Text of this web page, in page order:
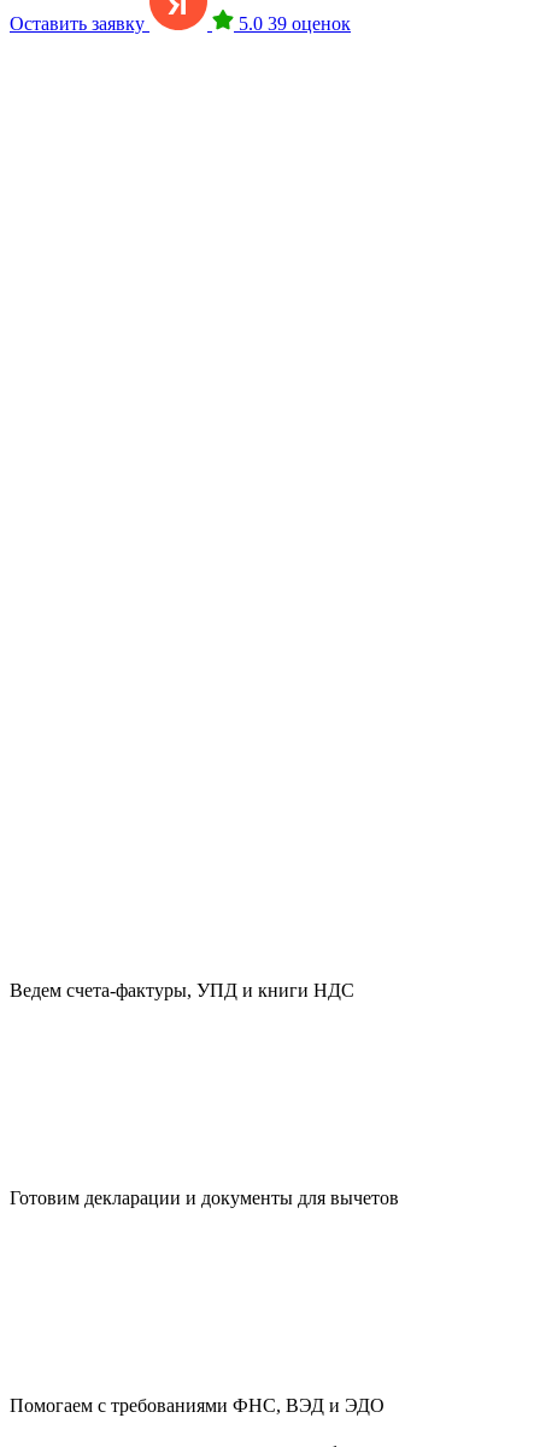
Оставить заявку 5.0 39 оценок
Ведем счета-фактуры, УПД и книги НДС
Готовим декларации и документы для вычетов
Помогаем с требованиями ФНС, ВЭД и ЭДО